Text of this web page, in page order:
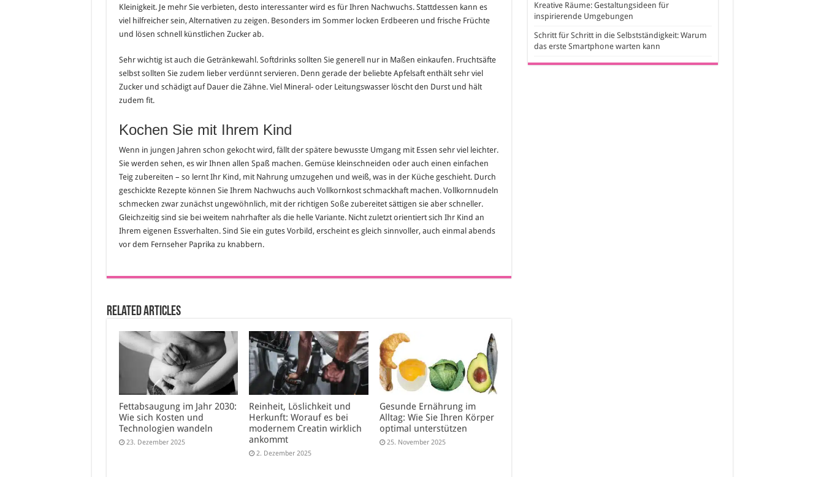
Kleinigkeit. Je mehr Sie verbieten, desto interessanter wird es für Ihren Nachwuchs. Stattdessen kann es
viel hilfreicher sein, Alternativen zu zeigen. Besonders im Sommer locken Erdbeeren und frische Früchte
und lösen schnell künstlichen Zucker ab.
Sehr wichtig ist auch die Getränkewahl. Softdrinks sollten Sie generell nur in Maßen einkaufen. Fruchtsäfte
selbst sollten Sie zudem lieber verdünnt servieren. Denn gerade der beliebte Apfelsaft enthält sehr viel
Zucker und schädigt auf Dauer die Zähne. Viel Mineral- oder Leitungswasser löscht den Durst und hält
zudem fit.
Kochen Sie mit Ihrem Kind
Wenn in jungen Jahren schon gekocht wird, fällt der spätere bewusste Umgang mit Essen sehr viel leichter.
Sie werden sehen, es wir Ihnen allen Spaß machen. Gemüse kleinschneiden oder auch einen einfachen
Teig zubereiten – so lernt Ihr Kind, mit Nahrung umzugehen und weiß, was in der Küche geschieht. Durch
geschickte Rezepte können Sie Ihrem Nachwuchs auch Vollkornkost schmackhaft machen. Vollkornnudeln
schmecken zwar zunächst ungewöhnlich, mit der richtigen Soße zubereitet sättigen sie aber schneller.
Gleichzeitig sind sie bei weitem nahrhafter als die helle Variante. Nicht zuletzt orientiert sich Ihr Kind an
Ihrem eigenen Essverhalten. Sind Sie ein gutes Vorbild, erscheint es gleich sinnvoller, auch einmal abends
vor dem Fernseher Paprika zu knabbern.
Related Articles
Fettabsaugung im Jahr 2030:
Wie sich Kosten und
Technologien wandeln
23. Dezember 2025
Reinheit, Löslichkeit und
Herkunft: Worauf es bei
modernem Creatin wirklich
ankommt
2. Dezember 2025
Gesunde Ernährung im
Alltag: Wie Sie Ihren Körper
optimal unterstützen
25. November 2025
Kreative Räume: Gestaltungsideen für
inspirierende Umgebungen
Schritt für Schritt in die Selbstständigkeit: Warum
das erste Smartphone warten kann